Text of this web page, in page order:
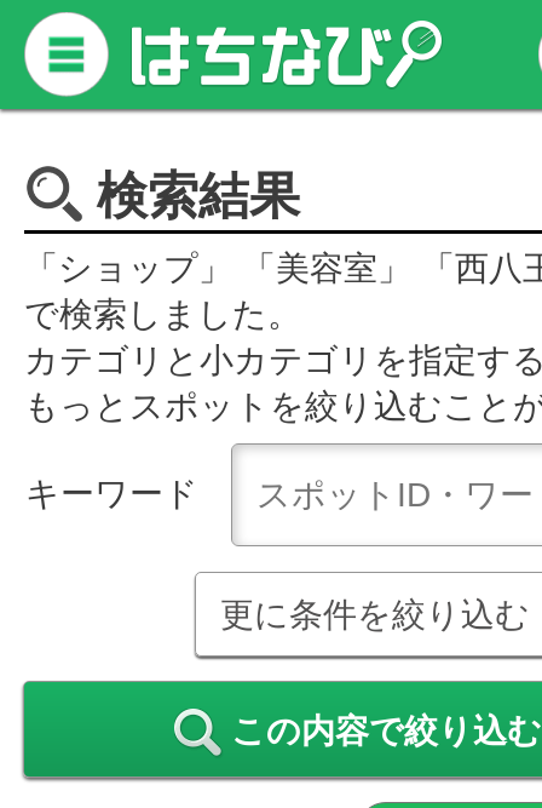
検索結果
「ショップ」 「美容室」 「西八
で検索しました。
カテゴリと小カテゴリを指定す
もっとスポットを絞り込むこと
キーワード
更に条件を絞り込む
この内容で絞り込む